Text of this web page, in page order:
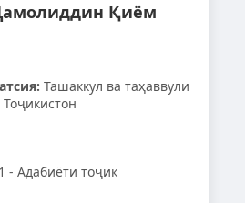
Қиём
Ташаккул ва таҳаввули
- Адабиёти тоҷик